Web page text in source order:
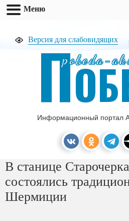
Версия для слабовидящих
pobeda-
П
Информационный портал
В станице
состоялись
Шермиции
Меню